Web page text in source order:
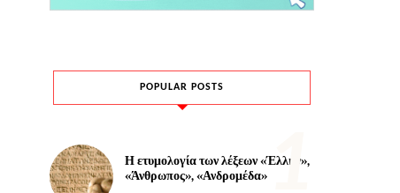
POPULAR POSTS
Η ετυμολογία των λέξεων «Έλλην»,
«Άνθρωπος», «Ανδρομέδα»